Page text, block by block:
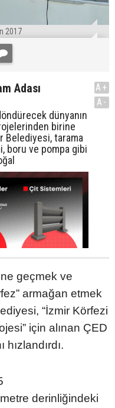
2017
Adası
dünyanın
birine
Belediyesi, tarama
boru ve pompa gibi
A+
A-
geçmek ve
armağan etmek
“İzmir Körfezi
için alınan ÇED
hızlandırdı.
derinliğindeki